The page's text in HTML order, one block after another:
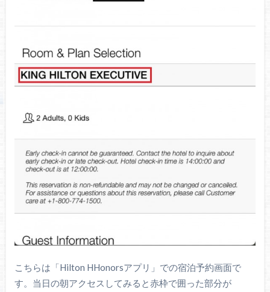
こちらは「Hilton HHonorsアプリ」での宿泊予約画面で
す。当日の朝アクセスしてみると赤枠で囲った部分が